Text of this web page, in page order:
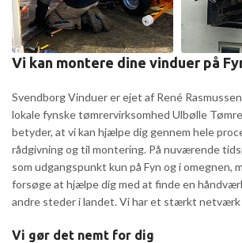
Vi kan montere dine vinduer på
Svendborg Vinduer er ejet af René
lokale fynske tømrervirksomhed Ulbølle
betyder, at vi kan hjælpe dig gennem hele
rådgivning og til montering. På nuværende
som udgangspunkt kun på Fyn og i omegnen,
forsøge at hjælpe dig med at finde en
andre steder i landet. Vi har et stærkt netværk
Vi gør det nemt for dig